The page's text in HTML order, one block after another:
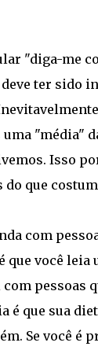
"diga-me
ter sido
"média"
Isso
que
com
que você leia
com pessoas
é que sua
Se você é